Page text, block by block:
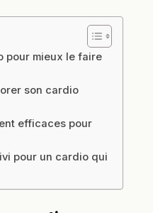
pour mieux le faire
son cardio
efficaces pour
pour un cardio qui